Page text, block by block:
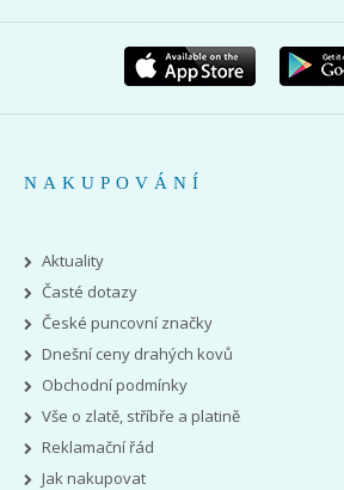
NAKUPOVÁNÍ
Aktuality
Časté dotazy
České puncovní značky
Dnešní ceny drahých kovů
Obchodní podmínky
Vše o zlatě, stříbře a platině
Reklamační řád
Jak nakupovat